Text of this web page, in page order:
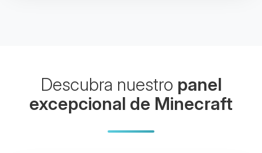
Descubra nuestro panel
excepcional de Minecraft
08/08/2026 08:52